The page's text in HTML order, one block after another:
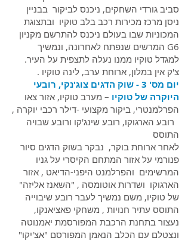
סביב גורדי השחקים, ניכנס לביקור בבניין
ניסן מרכז מכירות רכב בלב טוקיו ובתצוגת
המכוניות שבו בעולם ניכנס להתרשם מקניון
G6 המרשים שנפתח לאחרונה, ונמשיך
למגדל טוקיו ממנו נעלה לתצפית על העיר.
צ'ק אין במלון, ארוחת ערב, לינה טוקיו .
יום מס' 3 - שוק הדגים צוג'נקי, רובעי
היוקרה של טוקיו – מערב טוקיו, אזור צאו
הפרלמנטרי, ביקור מקצועי -דילר רכבי יוקרה ,
רובע הארגוקו, רובע שינג'קו ורובע שבויה
התוסס
לאחר ארוחת בוקר, נבקר בשוק הדגים סיור
פנורמי על אזור המתחם הקיסרי על גניו
המרשימים והפרלמנט היפני-הדיאט , אזור
הארגוקו ושדרות אוטומסה , "השאנז אליזה"
של טוקיו, משם נמשיך לעבר רובע שיבוייה
התוסס עתיר חנויות , משחקי פאציאנקו,
נעצור בתחנת הרכבת המפורסמת יאמנוטה
ונצטלם עם הכלב הנאמן המפורסם "אצ'יקו"